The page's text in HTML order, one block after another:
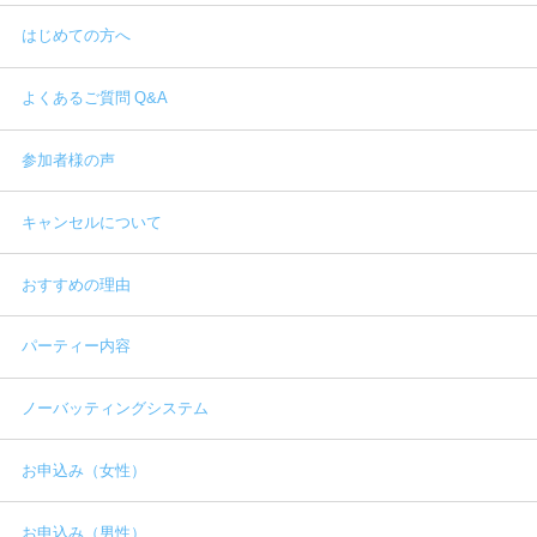
はじめての方へ
よくあるご質問 Q&A
参加者様の声
キャンセルについて
おすすめの理由
パーティー内容
ノーバッティングシステム
お申込み（女性）
お申込み（男性）